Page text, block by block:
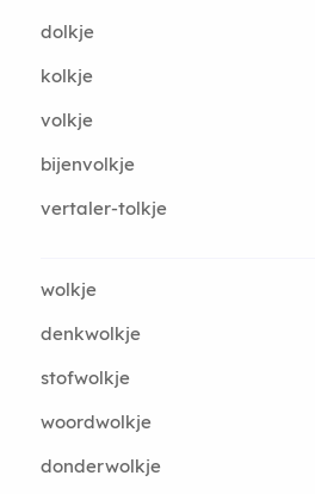
dolkje
kolkje
volkje
bijenvolkje
vertaler-tolkje
wolkje
denkwolkje
stofwolkje
woordwolkje
donderwolkje